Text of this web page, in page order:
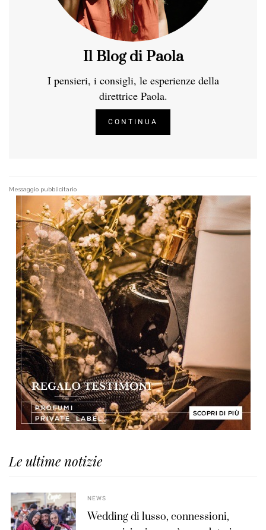
Il Blog di Paola
I pensieri, i consigli, le esperienze della
direttrice Paola.
CONTINUA
Messaggio pubblicitario
Le ultime notizie
NEWS
Wedding di lusso, connessioni,